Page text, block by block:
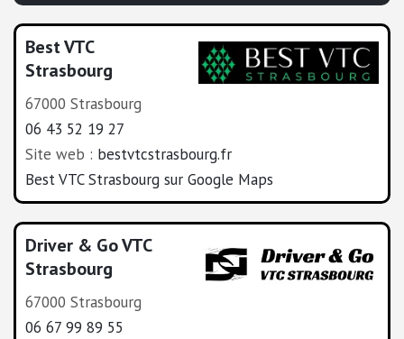
Best VTC
Strasbourg
67000 Strasbourg
06 43 52 19 27
Site web : bestvtcstrasbourg.fr
Best VTC Strasbourg sur Google Maps
Driver & Go VTC
Strasbourg
67000 Strasbourg
06 67 99 89 55